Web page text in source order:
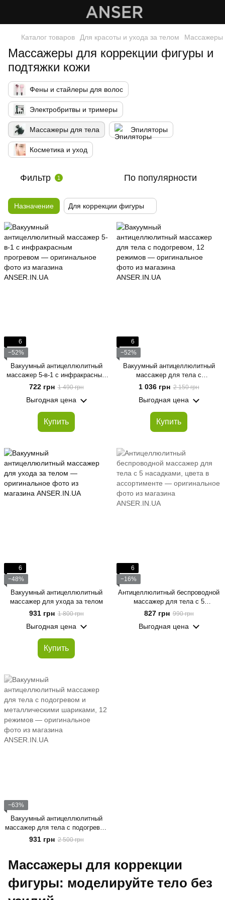
Каталог товаров Для красоты и ухода за телом Массажеры
Массажеры для коррекции фигуры и
подтяжки кожи
Фены и стайлеры для волос
Электробритвы и тримеры
Массажеры для тела Эпиляторы
Косметика и уход
Фильтр 1 По популярности
Назначение Для коррекции фигуры
6
−52%
Вакуумный антицеллюлитный
массажер 5-в-1 с инфракрасным
прогревом
722 грн 1 490 грн
Выгодная цена
Купить
6
−52%
Вакуумный антицеллюлитный
массажер для тела с
подогревом, 12 режимов
1 036 грн 2 150 грн
Выгодная цена
Купить
6
−48%
Вакуумный антицеллюлитный
массажер для ухода за телом
931 грн 1 800 грн
Выгодная цена
Купить
6
−16%
Антицеллюлитный беспроводной
массажер для тела с 5
насадками, цвета в ассортименте
827 грн 990 грн
Выгодная цена
−63%
Вакуумный антицеллюлитный
массажер для тела с подогревом
и металлическими шариками, 12
режимов
931 грн 2 500 грн
Массажеры для коррекции
фигуры: моделируйте тело без